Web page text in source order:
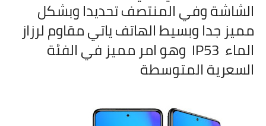
الشاشة وفي المنتصف تحديدا وبشكل
مميز جدا وبسيط الهاتف ياتي مقاوم لرزاز
الماء IP53 وهو امر مميز في الفئة
السعرية المتوسطة